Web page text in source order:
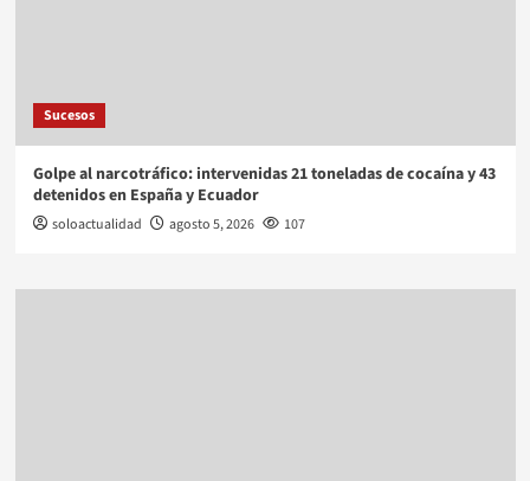
Sucesos
Golpe al narcotráfico: intervenidas 21 toneladas de cocaína y 43
detenidos en España y Ecuador
soloactualidad agosto 5, 2026 107